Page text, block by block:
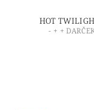
HOT
- + +